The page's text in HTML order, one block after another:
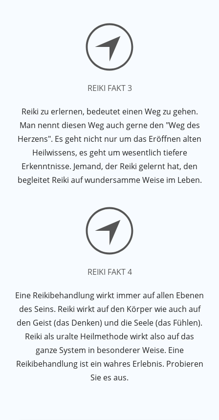
REIKI FAKT 3
Reiki zu erlernen, bedeutet einen Weg zu gehen.
Man nennt diesen Weg auch gerne den "Weg des
Herzens". Es geht nicht nur um das Eröffnen alten
Heilwissens, es geht um wesentlich tiefere
Erkenntnisse. Jemand, der Reiki gelernt hat, den
begleitet Reiki auf wundersamme Weise im Leben.
REIKI FAKT 4
Eine Reikibehandlung wirkt immer auf allen Ebenen
des Seins. Reiki wirkt auf den Körper wie auch auf
den Geist (das Denken) und die Seele (das Fühlen).
Reiki als uralte Heilmethode wirkt also auf das
ganze System in besonderer Weise. Eine
Reikibehandlung ist ein wahres Erlebnis. Probieren
Sie es aus.